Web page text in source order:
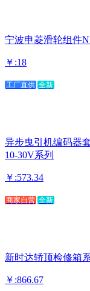
宁波申菱滑轮组件
￥:18
工厂直供 全新
异步曳引机编码器
10-30V系列
￥:573.34
商家自营 全新
新时达轿顶检修箱
￥:866.67